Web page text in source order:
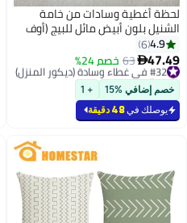
لحظة أغطية وسادات من خامة
الشنيل بلون أبيض مائل للبيج (أوف
سم)، عبوة من قطعتين، أغطية
وسادات ديكورية عصرية، بتصميم
ريفي مزين بتقاطيع متقاطعة
4.9
6
47.49
63 خصم 24% #32 في غطاء وسادة (ديكور المنزل)
بتخلّص بسرعة
#32 في غطاء وسادة (ديكور المنزل)
خصم إضافي %15 + 1
يوصلك في48 دقيقة